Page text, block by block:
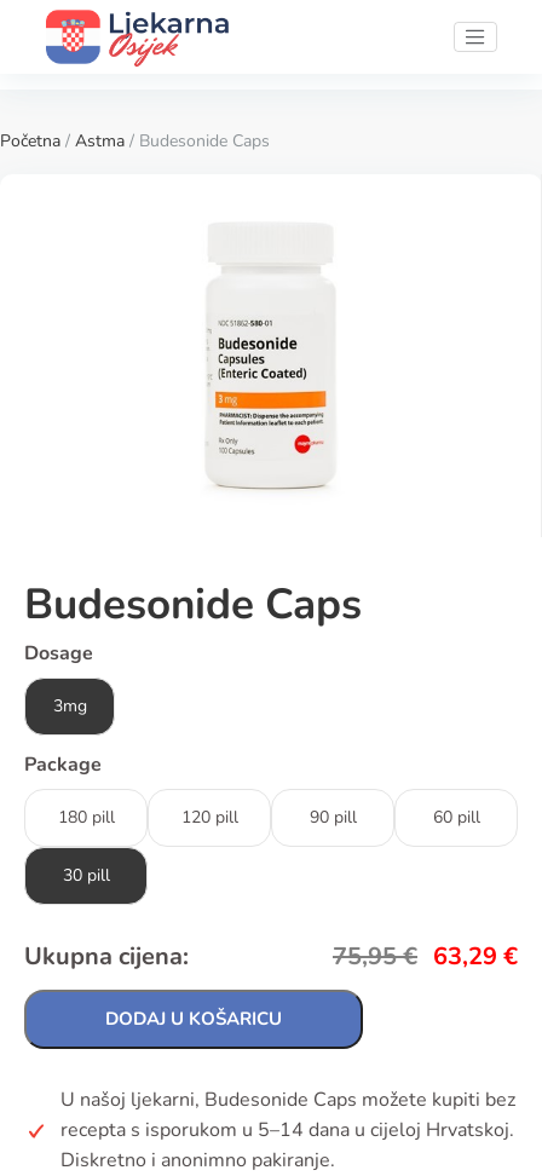
Početna / Astma / Budesonide Caps
Budesonide Caps
Dosage
3mg
Package
180 pill 120 pill 90 pill 60 pill
30 pill
Ukupna cijena: 75,95€ 63,29 €
DODAJ U KOŠARICU
U našoj ljekarni, Budesonide Caps možete kupiti bez
recepta s isporukom u 5–14 dana u cijeloj Hrvatskoj.
Diskretno i anonimno pakiranje.